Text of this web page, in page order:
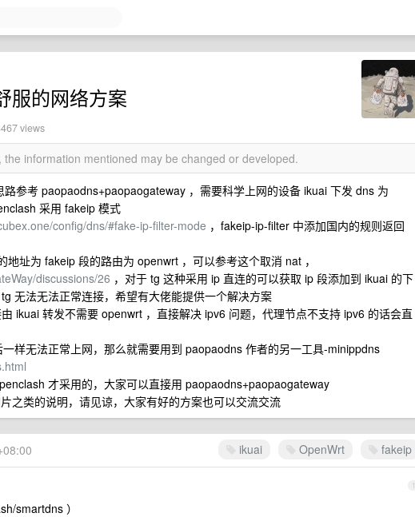
服的网络方案
views
information mentioned may be changed or developed.
参考 paopaodns+paopaogateway ，需要科学上网的设备 ikuai 下发 dns 为
采用 fakeip 模式
config/dns/#fake-ip-filter-mode ，fakeip-ip-filter 中添加国内的规则返回
址为 fakeip 段的路由为 openwrt ，可以参考这个取消 nat ，
discussions/26 ，对于 tg 这种采用 ip 直连的可以获取 ip 段添加到 ikuai 的下
无法无法正常连接，希望有大佬能提供一个解决方案
ikuai 转发不需要 openwrt ，直接解决 ipv6 问题，代理节点不支持 ipv6 的话会直
样无法正常上网，那么就需要用到 paopaodns 作者的另一工具-minippdns
才采用的，大家可以直接用 paopaodns+paopaogateway
之类的说明，请见谅，大家有好的方案也可以交流交流
ikuai OpenWrt fakeip
1
smartdns ）